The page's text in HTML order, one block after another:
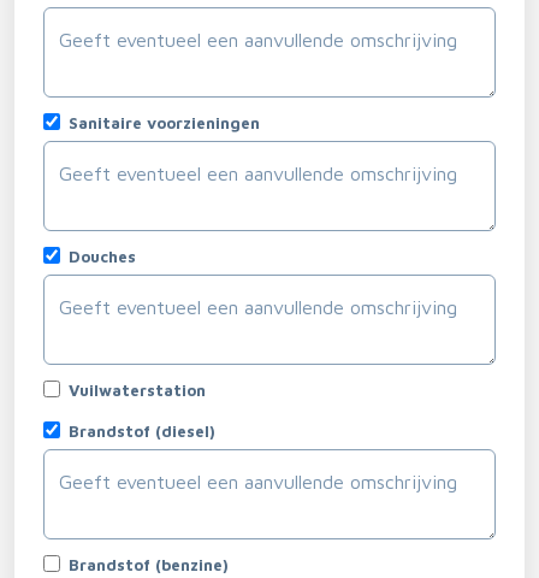
Sanitaire voorzieningen
Douches
Vuilwaterstation
Brandstof (diesel)
Brandstof (benzine)